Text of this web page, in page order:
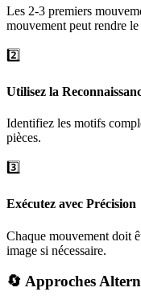
Les 2-3 premiers
mouvement peut rendre
2️⃣
Utilisez la
Identifiez les motifs
pièces.
3️⃣
Exécutez avec Précision
Chaque mouvement doit
image si nécessaire.
🔄 Approches